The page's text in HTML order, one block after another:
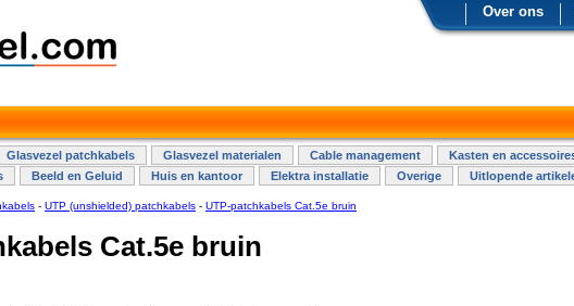
Over ons
Glasvezel patchkabels Glasvezel materialen Cable management Kasten en
Beeld en Geluid Huis en kantoor Elektra installatie Overige Uitlopende
- UTP (unshielded) patchkabels - UTP-patchkabels Cat.5e bruin
Cat.5e bruin